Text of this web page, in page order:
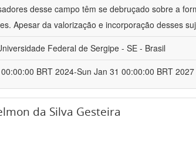
desse campo têm se debruçado sobre a
Apesar da valorização e incorporação desses
Federal de Sergipe - SE - Brasil
BRT 2024-Sun Jan 31 00:00:00 BRT 2027
da Silva Gesteira